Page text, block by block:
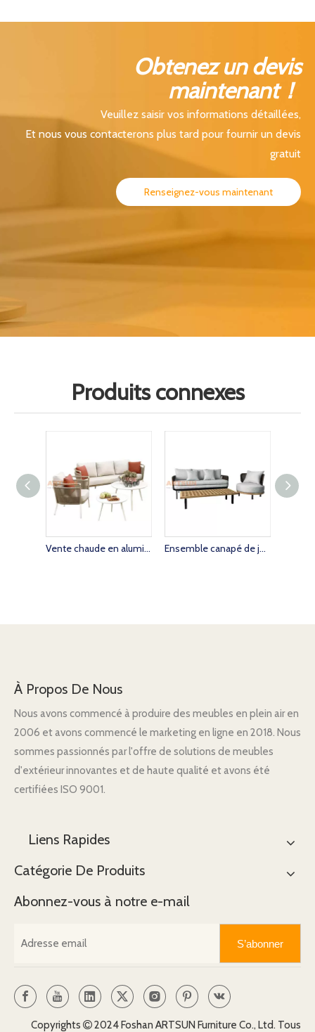
Obtenez un devis
maintenant！
Veuillez saisir vos informations détaillées,
Et nous vous contacterons plus tard pour fournir un devis
gratuit
Renseignez-vous maintenant
Produits connexes
Vente chaude en aluminium sectionnel SOFF de jardin en plein air avec table basse Ensemble canapé de jardin en osier en rotin de haute qualité avec coussin
À Propos De Nous
Nous avons commencé à produire des meubles en plein air en
2006 et avons commencé le marketing en ligne en 2018. Nous
sommes passionnés par l'offre de solutions de meubles
d'extérieur innovantes et de haute qualité et avons été
certifiées ISO 9001.
Liens Rapides
Catégorie De Produits
Abonnez-vous à notre e-mail
S’abonner
Copyrights  2024 Foshan ARTSUN Furniture Co., Ltd. Tous